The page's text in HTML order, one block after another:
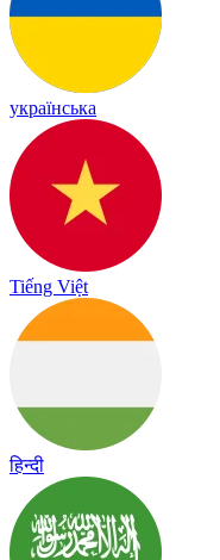
українська
Tiếng Việt
हिन्दी